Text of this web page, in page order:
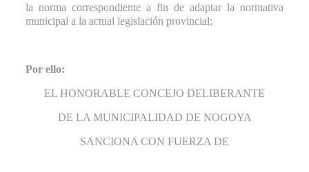
la norma correspondiente a fin de adaptar la normativa
municipal a la actual legislación provincial;
Por ello:
EL HONORABLE CONCEJO DELIBERANTE
DE LA MUNICIPALIDAD DE NOGOYA
SANCIONA CON FUERZA DE